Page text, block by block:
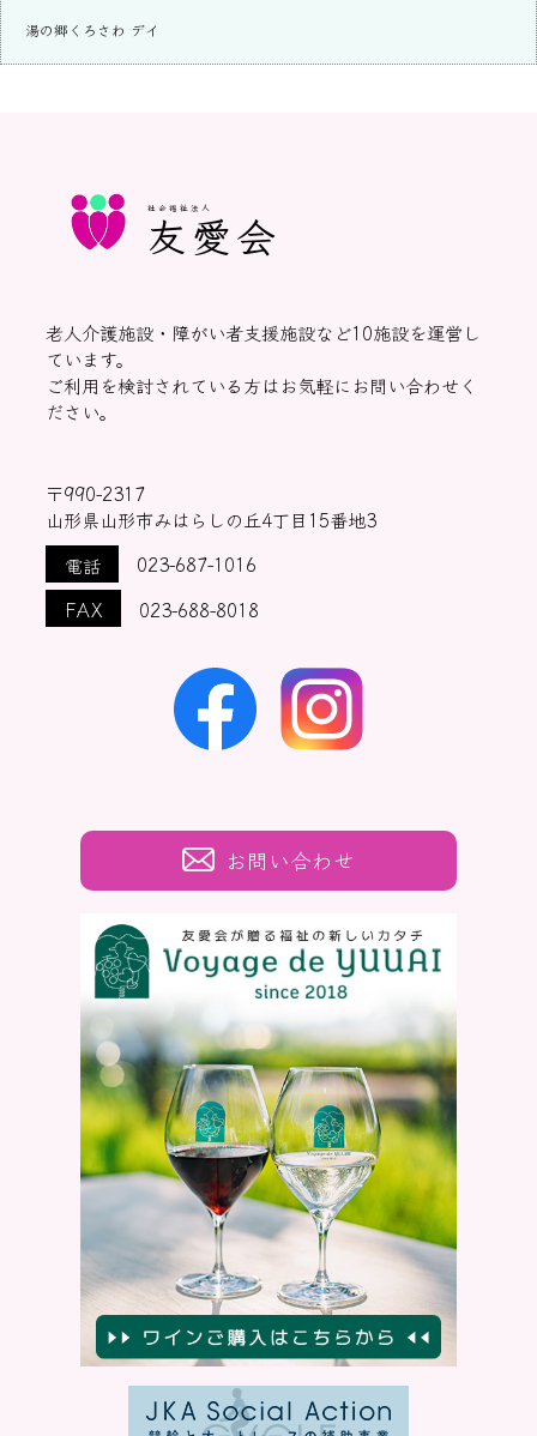
湯の郷くろさわ デイ
社会福祉法人
友愛会
老人介護施設・障がい者支援施設など10施設を運営し
ています。
ご利用を検討されている方はお気軽にお問い合わせく
ださい。
〒990-2317
山形県山形市みはらしの丘4丁目15番地3
電話
023-687-1016
FAX
023-688-8018
お問い合わせ